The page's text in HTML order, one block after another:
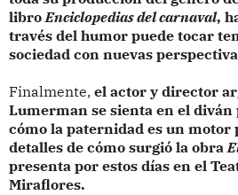
libroEnciclopedias del carnaval,
través del humor puede tocar
sociedad con nuevas
Finalmente, el actor y director
Lumerman se sienta en el
cómo la paternidad es un motor
detalles de cómo surgió la obra
presenta por estos días en el
Miraflores.